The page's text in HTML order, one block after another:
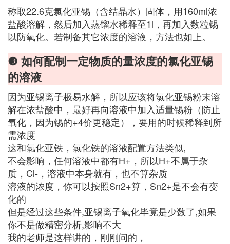
称取22.6克氯化亚锡（含结晶水）固体，用160ml浓
盐酸溶解，然后加入蒸馏水稀释至1l，再加入数粒锡
以防氧化。若制备其它浓度的溶液，方法也如上。
❸ 如何配制一定物质的量浓度的氯化亚锡
的溶液
因为亚锡离子极易水解，所以应该将氯化亚锡粉末溶
解在浓盐酸中，最好再向溶液中加入适量锡粉（防止
氧化，因为锡的+4价更稳定），要用的时候稀释到所
需浓度
这和氯化亚铁，氯化铁的溶液配置方法类似,
不会影响，任何溶液中都有H+，所以H+不属于杂
质，Cl-，溶液中本身就有，也不算杂质
溶液的浓度，你可以按照Sn2+算，Sn2+是不会有变
化的
但是经过这些条件,亚锡离子氧化毕竟是少数了,如果
你不是做精密分析,影响不大
我的老师是这样讲的，刚刚问的，